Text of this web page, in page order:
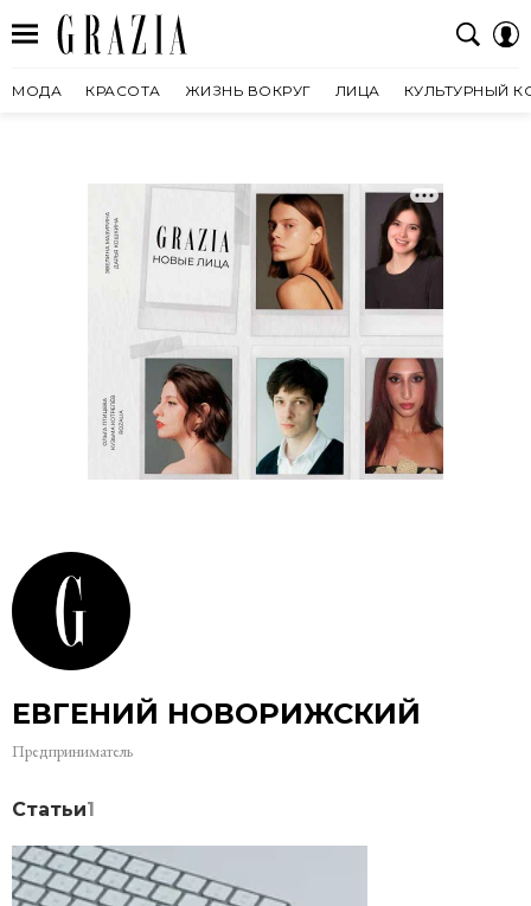
МОДА КРАСОТА ЖИЗНЬ ВОКРУГ ЛИЦА КУЛЬТУРНЫЙ
ЕВГЕНИЙ НОВОРИЖСКИЙ
Предприниматель
Статьи1